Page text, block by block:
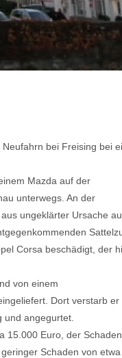
bei Freising bei
Mazda auf der
unterwegs. An der
ungeklärter Ursache
Corsa beschädigt, der
von einem
Dort verstarb er
und angegurtet.
15.000 Euro, der
Schaden von